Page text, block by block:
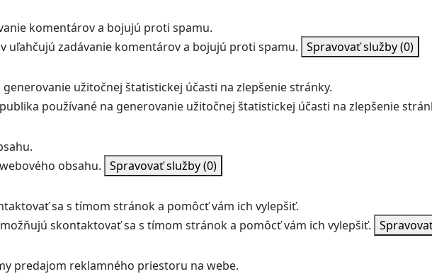
komentárov a bojujú proti spamu.
uľahčujú zadávanie komentárov a bojujú proti spamu. Spravovať služby(0)
užitočnej štatistickej účasti na zlepšenie stránky.
používané na generovanie užitočnej štatistickej účasti na zlepšenie
obsahu. Spravovať služby(0)
sa s tímom stránok a pomôcť vám ich vylepšiť.
skontaktovať sa s tímom stránok a pomôcť vám ich vylepšiť.
predajom reklamného priestoru na webe.